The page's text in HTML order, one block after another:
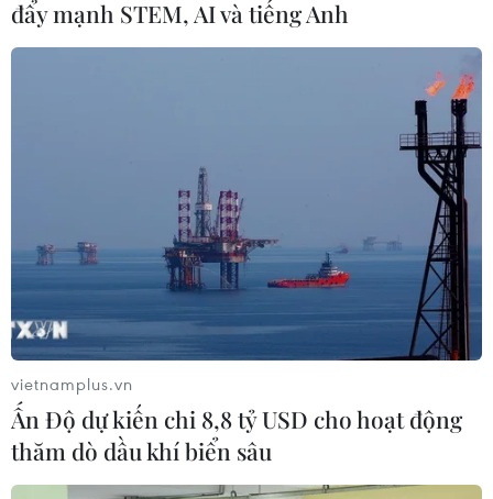
đẩy mạnh STEM, AI và tiếng Anh
vietnamplus.vn
Ấn Độ dự kiến chi 8,8 tỷ USD cho hoạt động
thăm dò dầu khí biển sâu